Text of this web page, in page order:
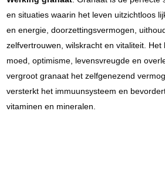
en situaties waarin het leven uitzichtloos
en energie, doorzettingsvermogen,
zelfvertrouwen, wilskracht en vitaliteit. Het
moed, optimisme, levensvreugde en
vergroot granaat het zelfgenezend
versterkt het immuunsysteem en
vitaminen en mineralen.